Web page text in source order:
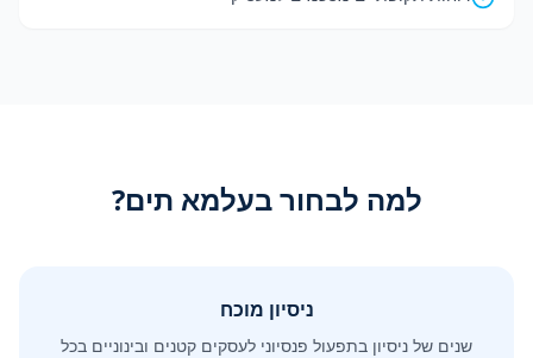
למה לבחור בעלמא תים?
ניסיון מוכח
שנים של ניסיון בתפעול פנסיוני לעסקים קטנים ובינוניים בכל